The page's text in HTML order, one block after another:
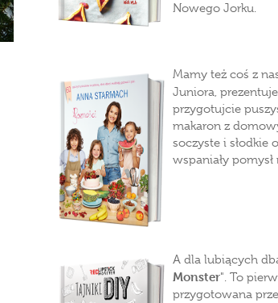
Nowego Jorku.
Mamy też coś z
Juniora,
przygotujcie
makaron z
soczyste i słodkie
wspaniały
A dla lubiących
Monster". To
przygotowana